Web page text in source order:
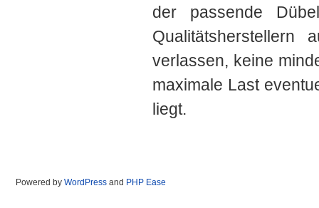
der passende
verlassen, keine
maximale Last
liegt.
Powered by WordPressand PHP Ease